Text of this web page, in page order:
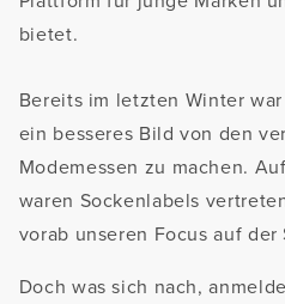
bietet.
Bereits im letzten Winter
ein besseres Bild von den
Modemessen zu machen.
waren Sockenlabels
vorab unseren Focus auf der
Doch was sich nach,